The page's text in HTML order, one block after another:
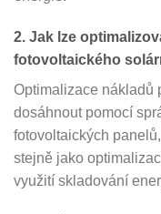
2. Jak lze
fotovoltaického
Optimalizace nákladů
dosáhnout pomocí
fotovoltaických
stejně jako
využití skladování